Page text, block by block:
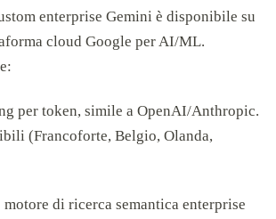
enterprise Gemini è disponibile su
cloud Google per AI/ML.
per token, simile a OpenAI/Anthropic.
(Francoforte, Belgio, Olanda,
motore di ricerca semantica enterprise